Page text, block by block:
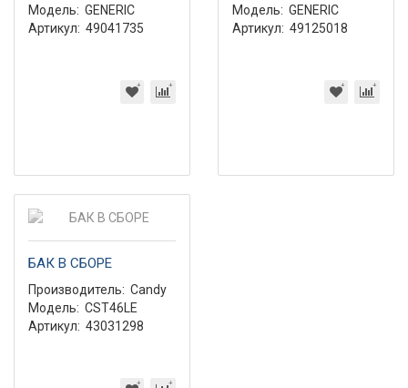
Модель: GENERIC
Артикул: 49041735
Модель: GENERIC
Артикул: 49125018
БАК В СБОРЕ
Производитель: Candy
Модель: CST46LE
Артикул: 43031298